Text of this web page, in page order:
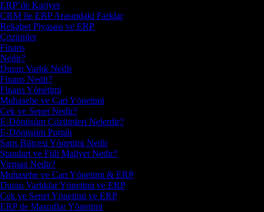
ERP’de Kariyer
CRM ile ERP Arasındaki Farklar
Rekabet Piyasası ve ERP
Çözümler
Finans
Nedir?
Duran Varlık Nedir
Finans Nedir?
Finans Yönetimi
Muhasebe ve Cari Yönetimi
Çek ve Senet Nedir?
E-Dönüşüm Çözümleri Nelerdir?
E-Dönüşüm Portalı
Satış Bütçesi Yönetimi Nedir
Standart ve Fiili Maliyet Nedir?
Virman Nedir?
Muhasebe ve Cari Yönetimi & ERP
Duran Varlıklar Yönetimi ve ERP
Çek ve Senet Yönetimi ve ERP
ERP ile Masraflar Yönetimi